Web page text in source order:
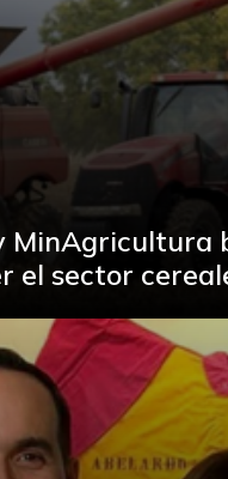
MinAgricultura
el sector